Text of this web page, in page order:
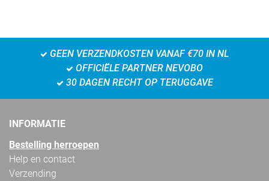
GEEN VERZENDKOSTEN VANAF €70 IN NL
OFFICIËLE PARTNER NEVOBO
30 DAGEN RECHT OP TERUGGAVE
INFORMATIE
Bestelling herroepen
Help en contact
Verzending